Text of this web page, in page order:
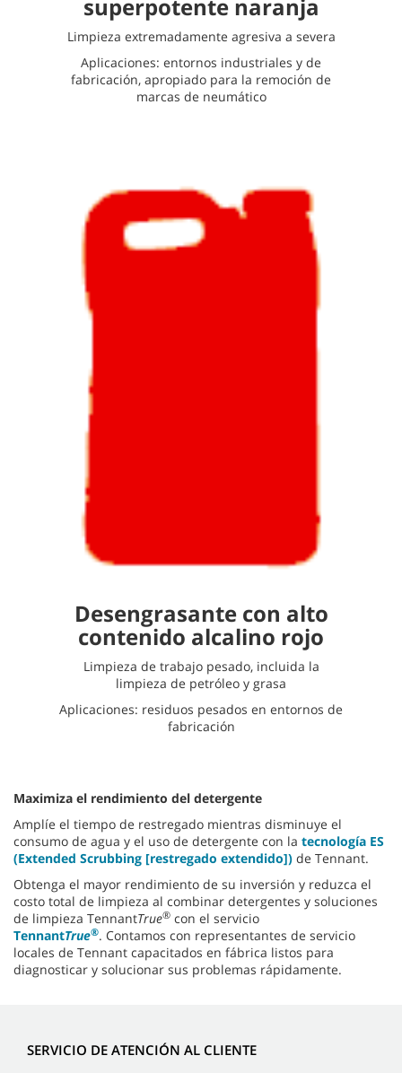
superpotente naranja
Limpieza extremadamente agresiva a severa
Aplicaciones: entornos industriales y de
fabricación, apropiado para la remoción de
marcas de neumático
Desengrasante con alto
contenido alcalino rojo
Limpieza de trabajo pesado, incluida la
limpieza de petróleo y grasa
Aplicaciones: residuos pesados en entornos de
fabricación
Maximiza el rendimiento del detergente
Amplíe el tiempo de restregado mientras disminuye el
consumo de agua y el uso de detergente con la tecnología ES
(Extended Scrubbing [restregado extendido]) de Tennant.
Obtenga el mayor rendimiento de su inversión y reduzca el
costo total de limpieza al combinar detergentes y soluciones
de limpieza TennantTrue® con el servicio
TennantTrue®. Contamos con representantes de servicio
locales de Tennant capacitados en fábrica listos para
diagnosticar y solucionar sus problemas rápidamente.
SERVICIO DE ATENCIÓN AL CLIENTE